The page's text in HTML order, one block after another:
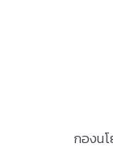
กองน